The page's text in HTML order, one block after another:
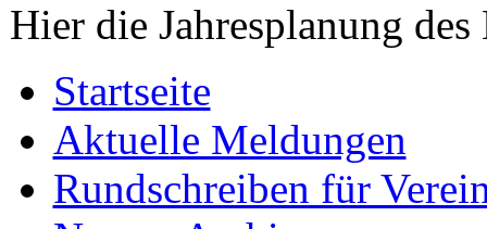
Hier die Jahresplanung
Startseite
Aktuelle Meldungen
Rundschreiben für